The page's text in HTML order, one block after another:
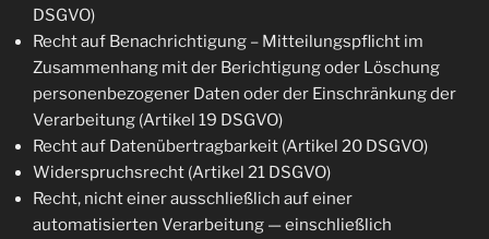
DSGVO)
Recht auf Benachrichtigung – Mitteilungspflicht im
Zusammenhang mit der Berichtigung oder Löschung
personenbezogener Daten oder der Einschränkung der
Verarbeitung (Artikel 19 DSGVO)
Recht auf Datenübertragbarkeit (Artikel 20 DSGVO)
Widerspruchsrecht (Artikel 21 DSGVO)
Recht, nicht einer ausschließlich auf einer
automatisierten Verarbeitung — einschließlich